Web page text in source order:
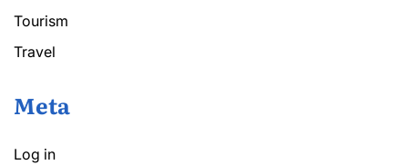
Tourism
Travel
Meta
Log in